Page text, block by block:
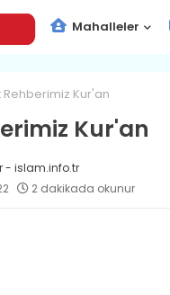
Mahalleler
Rehberimiz Kur'an
Kur'an
- islam.info.tr
2 dakikada okunur